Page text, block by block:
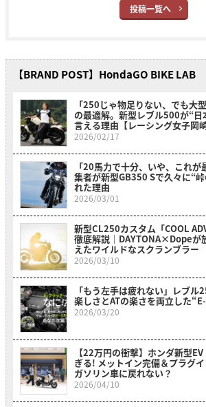
投稿一覧へ
【BRAND POST】HondaGO BIKE LAB
「250じゃ物足りない、でも大
の最適解。新型レブル500が“日
言える理由【レーシング女子岡
2026/02/17
「20馬力で十分、いや、これ
集者が新型GB350 Sで久々に“
れた理由
2026/03/01
新型CL250カスタム「COOL
徹底解説｜DAYTONA×Dopeが
えたワイルドなスクランブラー
2026/03/10
「もう左手は疲れない」レブル
楽しさとATの楽さを両立した
2026/03/20
【22万円の衝撃】ホンダ新型
ぎる! メットイン完備＆プラグ
ガソリン車に戻れない？
2026/04/10